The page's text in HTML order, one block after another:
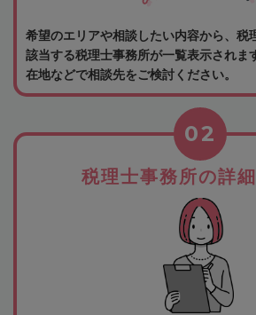
希望のエリアや相談したい内容から、税
該当する税理士事務所が一覧表示されま
在地などで相談先をご検討ください。
税理士事務所の詳
02